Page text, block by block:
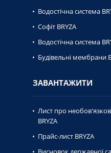
Водостічна система
Софіт BRYZA
Водостічна система
Будівельні мембрани
ЗАВАНТАЖИТИ
Лист про
BRYZA
Прайс-лист BRYZA